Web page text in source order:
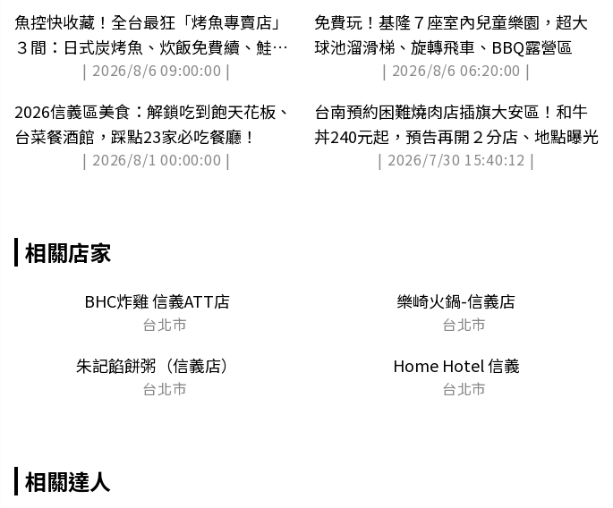
魚控快收藏！全台最狂「烤魚專賣店」
３間：日式炭烤魚、炊飯免費續、鮭魚
| 2026/8/6 09:00:00 |
免費玩！基隆７座室內兒童樂園，超大
球池溜滑梯、旋轉飛車、BBQ露營區
| 2026/8/6 06:20:00 |
2026信義區美食：解鎖吃到飽天花板、
台菜餐酒館，踩點23家必吃餐廳！
| 2026/8/1 00:00:00 |
台南預約困難燒肉店插旗大安區！和牛
丼240元起，預告再開２分店、地點曝光
| 2026/7/30 15:40:12 |
相關店家
BHC炸雞 信義ATT店
台北市
樂崎火鍋-信義店
台北市
朱記餡餅粥（信義店）
台北市
Home Hotel 信義
台北市
相關達人